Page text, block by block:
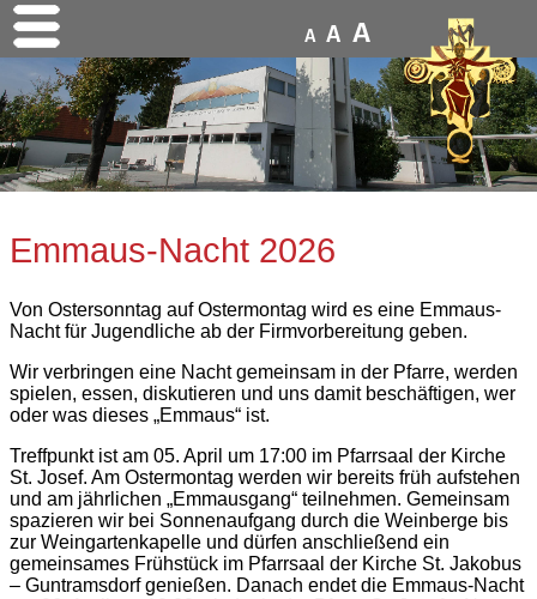
A A A
Emmaus-Nacht 2026
Von Ostersonntag auf Ostermontag wird es eine Emmaus-
Nacht für Jugendliche ab der Firmvorbereitung geben.
Wir verbringen eine Nacht gemeinsam in der Pfarre, werden
spielen, essen, diskutieren und uns damit beschäftigen, wer
oder was dieses „Emmaus“ ist.
Treffpunkt ist am 05. April um 17:00 im Pfarrsaal der Kirche
St. Josef. Am Ostermontag werden wir bereits früh aufstehen
und am jährlichen „Emmausgang“ teilnehmen. Gemeinsam
spazieren wir bei Sonnenaufgang durch die Weinberge bis
zur Weingartenkapelle und dürfen anschließend ein
gemeinsames Frühstück im Pfarrsaal der Kirche St. Jakobus
– Guntramsdorf genießen. Danach endet die Emmaus-Nacht